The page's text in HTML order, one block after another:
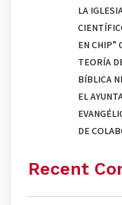
LA
EN CHIP”
TEORÍA
BÍBLICA
EL
DE
Recent